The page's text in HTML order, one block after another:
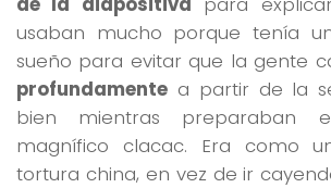
usaban mucho porque tenía
sueño para evitar que la gente
profundamente a partir de la
bien mientras preparaban
magnífico clacac. Era como
tortura china, en vez de ir